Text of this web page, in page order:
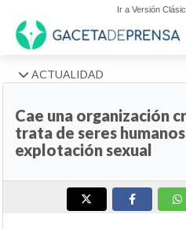
Ir a Versión
ACTUALIDAD
Cae una organización
trata de seres
explotación sexual